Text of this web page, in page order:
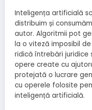
Inteligența artificială
distribuim și
autor. Algoritmii pot
la o viteză imposibil
ridică întrebări juridice
opere create cu
protejată o lucrare
cu operele folosite
inteligență artificială.